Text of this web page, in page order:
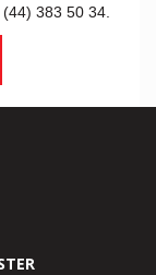
383 50 34.